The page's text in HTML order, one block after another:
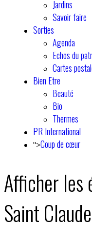
Jardins
Savoir faire
Sorties
Agenda
Echos du
Cartes
Bien Etre
Beauté
Bio
Thermes
PR International
">Coup de cœur
Afficher les
Saint Claude